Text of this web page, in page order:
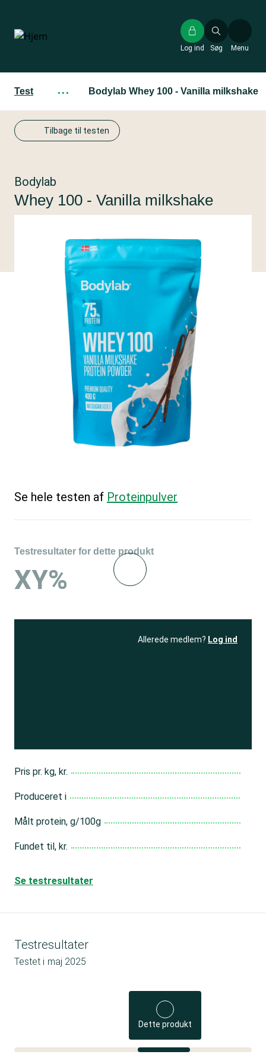
hovedindhold
Søg
Log ind Menu
Test ··· Bodylab Whey 100 - Vanilla milkshake
Tilbage til testen
Bodylab
Whey 100 - Vanilla milkshake
Se hele testen af Proteinpulver
Testresultater for dette produkt
XY%
Allerede medlem? Log ind
Pris pr. kg, kr.
Produceret i
Målt protein, g/100g
Fundet til, kr.
Se testresultater
Testresultater
Testet i maj 2025
Dette produkt